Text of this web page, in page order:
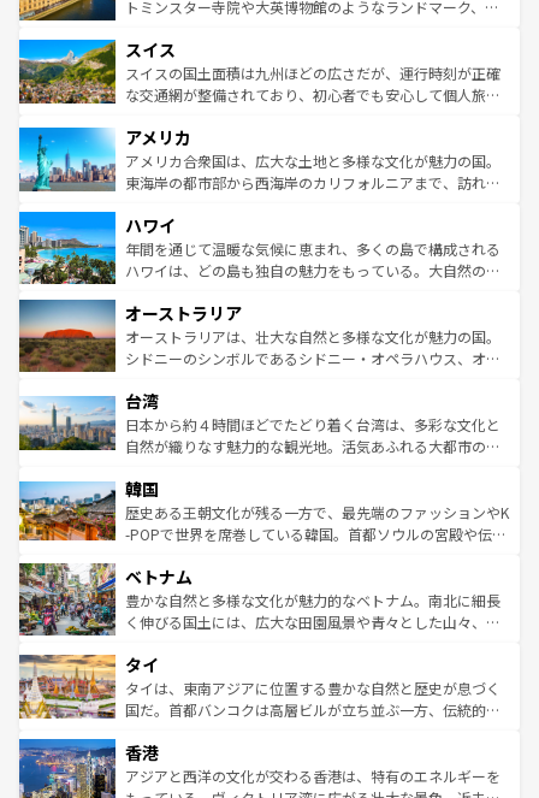
らに、パリ以外の地域にも魅力が溢れており、どの街角に
れる地方に足を運ぶとそれぞれで全く異なる文化を体験で
きるだろう。 なお、新着のフランス情報はコンテンツ一覧
を参照してほしい。
してライン川沿いのワイン畑といった風景は必見。ビール
は、お酒好きな人にはぜひ体験してほしい。 なお、新着の
ドイツ情報はコンテンツ一覧を参照してほしい。
トミンスター寺院や大英博物館のようなランドマーク、歴
リアごとに異なる魅力がある。また、優雅なアフタヌーン
ティー、ビール好きにはたまらない英国パブ、サッカー観
戦など、本場だからこそできる体験も豊富。イギリスを旅
ンツ一覧を参照してほしい。
スイス
スイスの国土面積は九州ほどの広さだが、運行時刻が正確
な交通網が整備されており、初心者でも安心して個人旅行
の建物がそのまま残る町や、スイスならではのユニークな
博物館もあり、アルプス観光だけでなく町歩きも満喫する
ことができる。国民の所得が高いため物価も高いが、旅行
ば市内交通費無料で観光を楽しむこともできる。 なお、新
着のスイス情報はコンテンツ一覧 を参照してほしい。
アメリカ
アメリカ合衆国は、広大な土地と多様な文化が魅力の国。
東海岸の都市部から西海岸のカリフォルニアまで、訪れる
のような巨大都市は、観光、ショッピング、エンターテイ
ンメントが詰まった刺激的なスポットだ。一方、アメリカ
西部には大自然が広がり、グランドキャニオンやイエロー
部のニューオーリンズでは、音楽と美食が融合した独特の
文化が魅力。旅行者はアメリカの各地域で異なる魅力を楽
しみながら、その多様性と豊かな歴史を感じることができ
ならではの贅沢な旅のスタイルだ。 なお、新着のアメリカ
情報はコンテンツ一覧を参照してほしい。
ハワイ
年間を通じて温暖な気候に恵まれ、多くの島で構成される
ハワイは、どの島も独自の魅力をもっている。大自然の神
ワイ島は見逃せない。また、定番の観光地といえばオアフ
島だが、静かな自然を求めるならマウイ島やカウアイ島が
おすすめ。エメラルドグリーンに輝く海をはじめ、豊かな
れるおもてなしの心で訪れる人々を迎えてくれるハワイの
人々、おいしいローカルフードやハワイアンミュージッ
ク、伝統的なフラダンスなど、すべてがハワイの魅力を彩
ワイを、存分に味わってほしい。 なお、新着のハワイ情報
はコンテンツ一覧を参照してほしい。
オーストラリア
オーストラリアは、壮大な自然と多様な文化が魅力の国。
シドニーのシンボルであるシドニー・オペラハウス、オー
リアリーフや大陸中央部にそびえるウルル（エアーズロッ
ク）、タスマニアの美しい原生林やケアンズの熱帯雨林な
ど、見どころがたくさん。また、カフェやワイン、オージ
いる。アクティビティも充実しており、サーフィンやダイ
ビング、ハイキングなど、アウトドア好きにはたまらな
い。オーストラリアの多彩な魅力を存分に味わいつくそ
参照してほしい。
台湾
日本から約４時間ほどでたどり着く台湾は、多彩な文化と
自然が織りなす魅力的な観光地。活気あふれる大都市の台
ン）、静ひつな山岳地帯である台湾東部など、都市の喧騒
と山間の静けさが共存しており、訪れる人に新しい発見と
驚きをもたらしてくれる。また、奥深い台湾の食文化も魅
容にもいいと評判のスイーツなど、バラエティ豊かな料理
が味わえる。 なお、新着の台湾情報は コンテンツ一覧を参
照してほしい。
韓国
歴史ある王朝文化が残る一方で、最先端のファッションやK
-POPで世界を席巻している韓国。首都ソウルの宮殿や伝統
き、地方に足を延ばせば四季折々の自然美を楽しむことが
できる。そして、キムチや焼肉、絶品のストリートフード
まで、さまざまな韓国料理が待っている。夜には、韓国な
リティに包まれながら、韓国の多彩な魅力を心ゆくまで味
わってみてほしい。 なお、新着の韓国情報はコンテンツ一
覧を参照してほしい。
ベトナム
豊かな自然と多様な文化が魅力的なベトナム。南北に細長
く伸びる国土には、広大な田園風景や青々とした山々、世
急速な発展と共に伝統が息づく。ハノイの古い町並みやホ
ーチミン市のフランス統治時代の建物も、独特の雰囲気を
醸し出している。また、バラエティの豊かさとおいしさで
とつ。フォーやバインミー、ベトナムコーヒーなどは、ぜ
ひ現地で味わいたい。どの地域を訪れてもあたたかい人々
タイ
タイは、東南アジアに位置する豊かな自然と歴史が息づく
国だ。首都バンコクは高層ビルが立ち並ぶ一方、伝統的な
の活気が交差している。北部ではチェンマイなどの山岳地
帯で自然と触れ合い、南部ではプーケットやクラビの美し
香港
アジアと西洋の文化が交わる香港は、特有のエネルギーを